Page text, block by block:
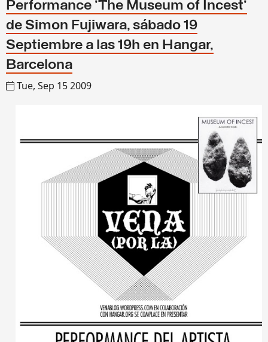
Performance 'The Museum of Incest'
de Simon Fujiwara, sábado 19
Septiembre a las 19h en Hangar,
Barcelona
Tue, Sep 15 2009